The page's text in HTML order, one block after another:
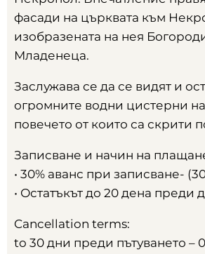
фасади на църквата към
изобразената на нея
Младенеца.
Заслужава се да се видят и
огромните водни цистерни
повечето от които са скрити
Записване и начин на
• 30% аванс при записване-
• Остатъкът до 20 дена преди
Cancellation terms:
to 30 дни преди пътуването –